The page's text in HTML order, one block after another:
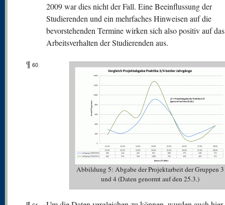
2009 war dies nicht der Fall. Eine Beeinflussung der
Studierenden und ein mehrfaches Hinweisen auf die
bevorstehenden Termine wirken sich also positiv auf das
Arbeitsverhalten der Studierenden aus.
¶ 60
Abbildung 5: Abgabe der Projektarbeit der Gruppen 3
und 4 (Daten genormt auf den 25.3.)